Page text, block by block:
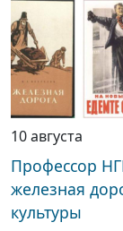
10 августа
Профессор
железная
культуры